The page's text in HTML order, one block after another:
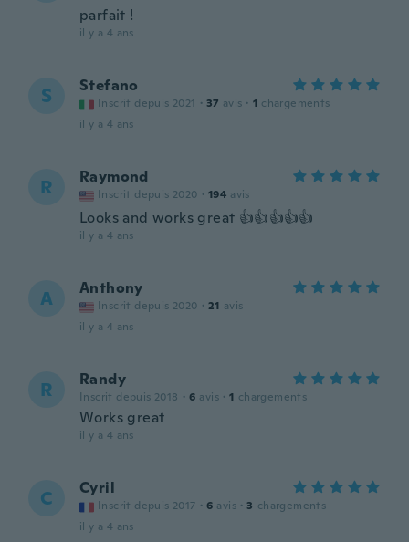
parfait !
il y a 4 ans
S Stefano
Inscrit depuis 2021 · 37 avis · 1 chargements
il y a 4 ans
R Raymond
Inscrit depuis 2020 · 194 avis
Looks and works great 👍👍👍👍👍
il y a 4 ans
A Anthony
Inscrit depuis 2020 · 21 avis
il y a 4 ans
R Randy
Inscrit depuis 2018 · 6 avis · 1 chargements
Works great
il y a 4 ans
C Cyril
Inscrit depuis 2017 · 6 avis · 3 chargements
il y a 4 ans